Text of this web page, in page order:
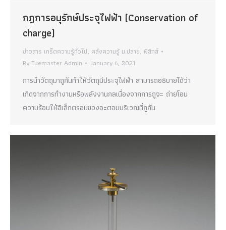
กฎการอนุรักษ์ประจุไฟฟ้า (Conservation of
charge)
ข่าวสาร เกร็ดความรู้ทั่วไป, คลังความรู้ ม.ปลาย, ฟิสิกส์
ByTuemaster Admin January 6, 2021
การนำวัตถุมาถูกันทำให้วัตถุมีประจุไฟฟ้า สามารถอธิบายได้ว่า
เกิดจากการทำงานหรือพลังงานกลเนื่องจากการถูจะ ถ่ายโอน
ความร้อนให้อิเล็กตรอนของอะตอมบริเวณที่ถูกัน